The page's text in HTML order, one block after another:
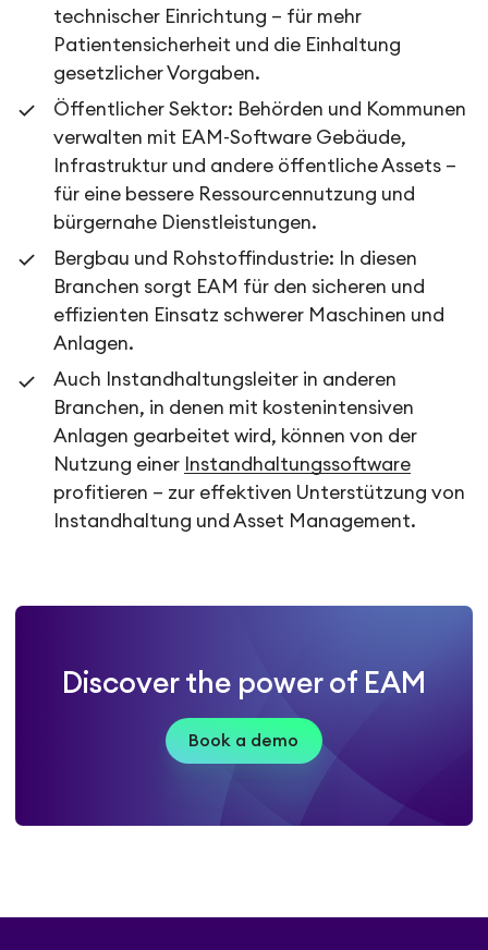
technischer Einrichtung – für mehr
Patientensicherheit und die Einhaltung
gesetzlicher Vorgaben.
Öffentlicher Sektor: Behörden und Kommunen
verwalten mit EAM-Software Gebäude,
Infrastruktur und andere öffentliche Assets –
für eine bessere Ressourcennutzung und
bürgernahe Dienstleistungen.
Bergbau und Rohstoffindustrie: In diesen
Branchen sorgt EAM für den sicheren und
effizienten Einsatz schwerer Maschinen und
Anlagen.
Auch Instandhaltungsleiter in anderen
Branchen, in denen mit kostenintensiven
Anlagen gearbeitet wird, können von der
Nutzung einer Instandhaltungssoftware
profitieren – zur effektiven Unterstützung von
Instandhaltung und Asset Management.
Discover the power of EAM
Book a demo